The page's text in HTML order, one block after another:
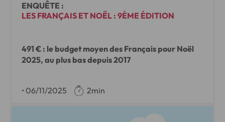
ENQUÊTE :
LES FRANÇAIS ET NOËL : 9ÈME ÉDITION
491 € : le budget moyen des Français pour Noël
2025, au plus bas depuis 2017
• 06/11/2025 2min